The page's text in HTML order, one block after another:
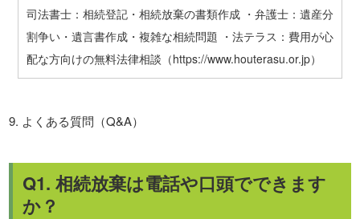
司法書士：相続登記・相続放棄の書類作成 ・弁護士：遺産分
割争い・遺言書作成・複雑な相続問題 ・法テラス：費用が心
配な方向けの無料法律相談（https://www.houterasu.or.jp）
9. よくある質問（Q&A）
Q1. 相続放棄は電話や口頭でできます
か？